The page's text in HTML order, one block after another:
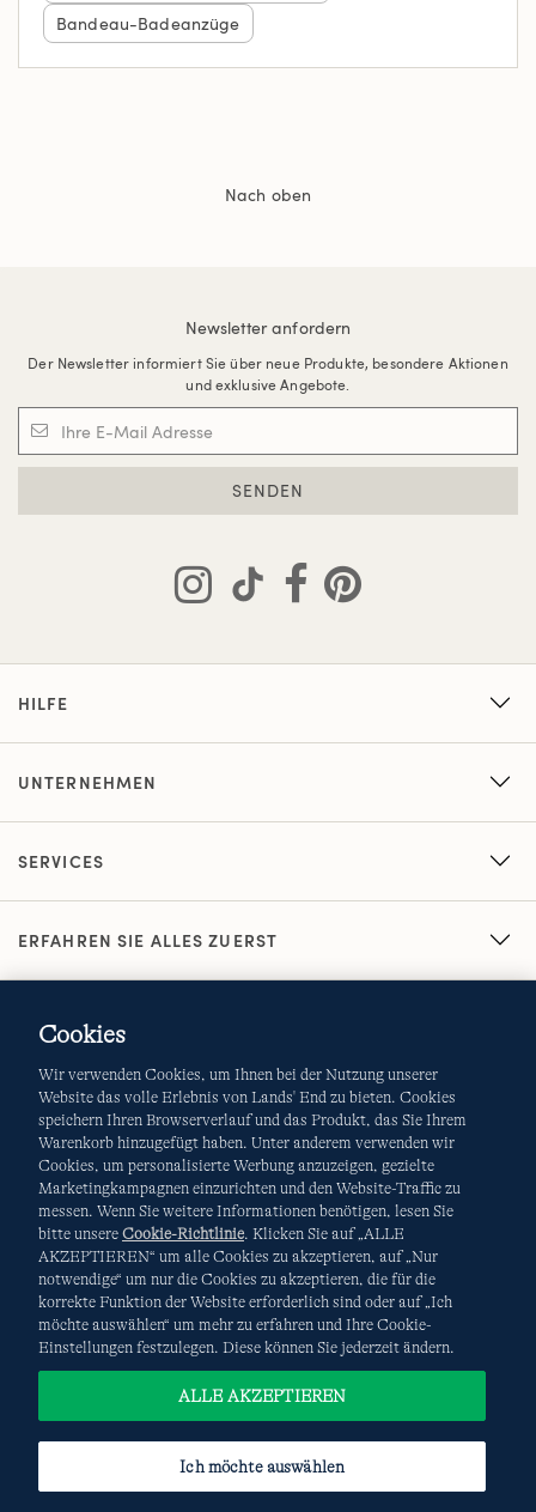
Bandeau-Badeanzüge
Nach oben
Newsletter anfordern
Der Newsletter informiert Sie über neue Produkte, besondere Aktionen
und exklusive Angebote.
SENDEN
HILFE
UNTERNEHMEN
SERVICES
ERFAHREN SIE ALLES ZUERST
AGB Datenschutz & Sicherheit
Cookies-Ich möchte auswählen Site Map
Internationale Websites
Diese Website ist durch reCAPTCHA geschützt. Es gelten die
DatenschutzerklärungundNutzungsbedingungen
Google.
Cookies
Wir verwenden Cookies, um Ihnen bei der Nutzung unserer
Website das volle Erlebnis von Lands' End zu bieten. Cookies
speichern Ihren Browserverlauf und das Produkt, das Sie Ihrem
Warenkorb hinzugefügt haben. Unter anderem verwenden wir
Cookies, um personalisierte Werbung anzuzeigen, gezielte
Marketingkampagnen einzurichten und den Website-Traffic zu
messen. Wenn Sie weitere Informationen benötigen, lesen Sie
bitte unsere Cookie-Richtlinie. Klicken Sie auf „ALLE
AKZEPTIEREN“ um alle Cookies zu akzeptieren, auf „Nur
notwendige“ um nur die Cookies zu akzeptieren, die für die
korrekte Funktion der Website erforderlich sind oder auf „Ich
möchte auswählen“ um mehr zu erfahren und Ihre Cookie-
Einstellungen festzulegen. Diese können Sie jederzeit ändern.
Ich möchte auswählen
ALLE AKZEPTIEREN